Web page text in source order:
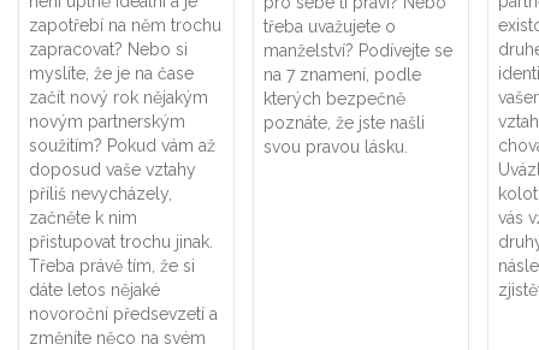
zapotřebí na něm trochu
zapracovat? Nebo si
myslíte, že je na čase
začít nový rok nějakým
novým partnerským
soužitím? Pokud vám až
doposud vaše vztahy
příliš nevycházely,
začněte k nim
přistupovat trochu jinak.
Třeba právě tím, že si
dáte letos nějaké
novoroční předsevzetí a
změníte něco na svém
třeba uvažujete o
manželství? Podívejte se
na 7 znamení, podle
kterých bezpečně
poznáte, že jste našli
svou pravou lásku.
vás